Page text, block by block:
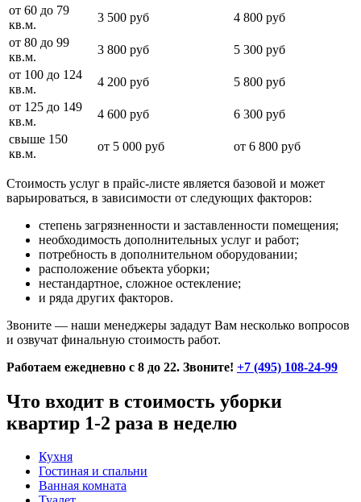
от 60 до 79
кв.м.
3 500 руб
4 800 руб
от 80 до 99
кв.м.
3 800 руб
5 300 руб
от 100 до 124
кв.м.
4 200 руб
5 800 руб
от 125 до 149
кв.м.
4 600 руб
6 300 руб
свыше 150
кв.м.
от 5 000 руб от 6 800 руб
Стоимость услуг в прайс-листе является базовой и может
варьироваться, в зависимости от следующих факторов:
степень загрязненности и заставленности помещения;
необходимость дополнительных услуг и работ;
потребность в дополнительном оборудовании;
расположение объекта уборки;
нестандартное, сложное остекление;
и ряда других факторов.
Звоните — наши менеджеры зададут Вам несколько вопросов
и озвучат финальную стоимость работ.
Работаем ежедневно с 8 до 22. Звоните! +7 (495) 108-24-99
Что входит в стоимость уборки
квартир 1-2 раза в неделю
Кухня
Гостиная и спальни
Ванная комната